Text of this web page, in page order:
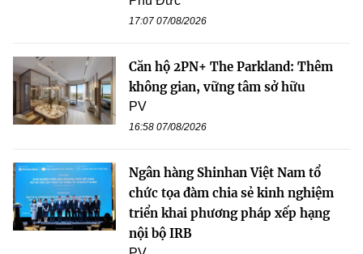
17:07 07/08/2026
Căn hộ 2PN+ The Parkland: Thêm
không gian, vững tâm sở hữu
PV
16:58 07/08/2026
Ngân hàng Shinhan Việt Nam tổ
chức tọa đàm chia sẻ kinh nghiệm
triển khai phương pháp xếp hạng
nội bộ IRB